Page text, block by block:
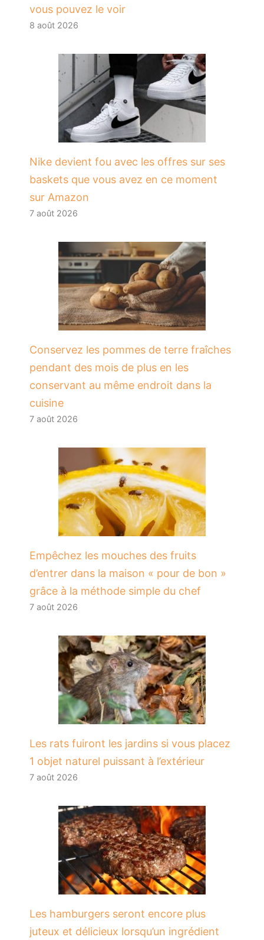
vous pouvez le voir
8 août 2026
Nike devient fou avec les offres sur ses
baskets que vous avez en ce moment
sur Amazon
7 août 2026
Conservez les pommes de terre fraîches
pendant des mois de plus en les
conservant au même endroit dans la
cuisine
7 août 2026
​Empêchez les mouches des fruits
d’entrer dans la maison « pour de bon »
grâce à la méthode simple du chef
7 août 2026
Les rats fuiront les jardins si vous placez
1 objet naturel puissant à l’extérieur
7 août 2026
Les hamburgers seront encore plus
juteux et délicieux lorsqu’un ingrédient